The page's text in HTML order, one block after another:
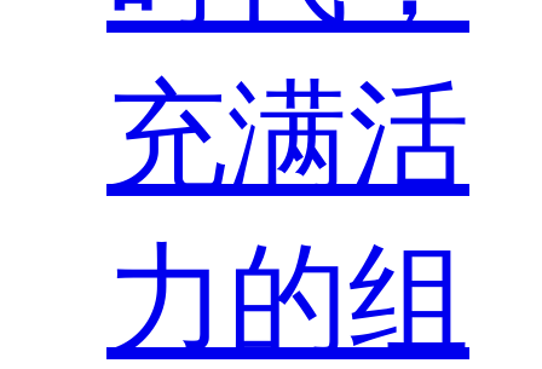
充满活
力的组